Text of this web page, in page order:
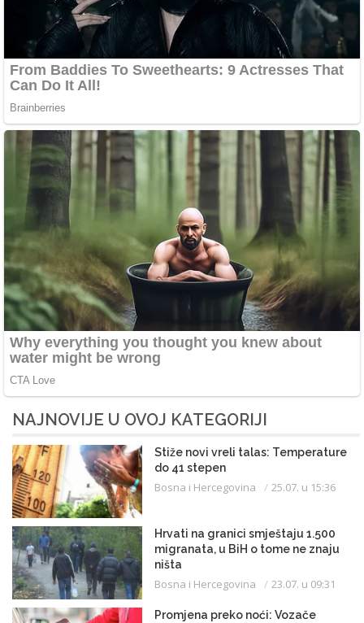
NAJNOVIJE U OVOJ KATEGORIJI
Stiže novi vreli talas: Temperature
do 41 stepen
Bosna i Hercegovina 25.07. u 15:36
Hrvati na granici smještaju 1.500
migranata, u BiH o tome ne znaju
ništa
Bosna i Hercegovina 23.07. u 09:31
Promjena preko noći: Vozače